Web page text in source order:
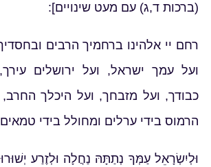
(ברכות ד,ג) עם מעט שינויים]:
רחם יי אלהינו ברחמיך הרבים
ועל עמך ישראל, ועל ירושלים
כבודך, ועל מזבחך, ועל היכלך
הרמוס בידי ערלים ומחולל בידי
וּלְיִשְׂרָאֵל עַמְּךָ נְתַתָּהּ נַחֲלָה וּלְזֶרַע